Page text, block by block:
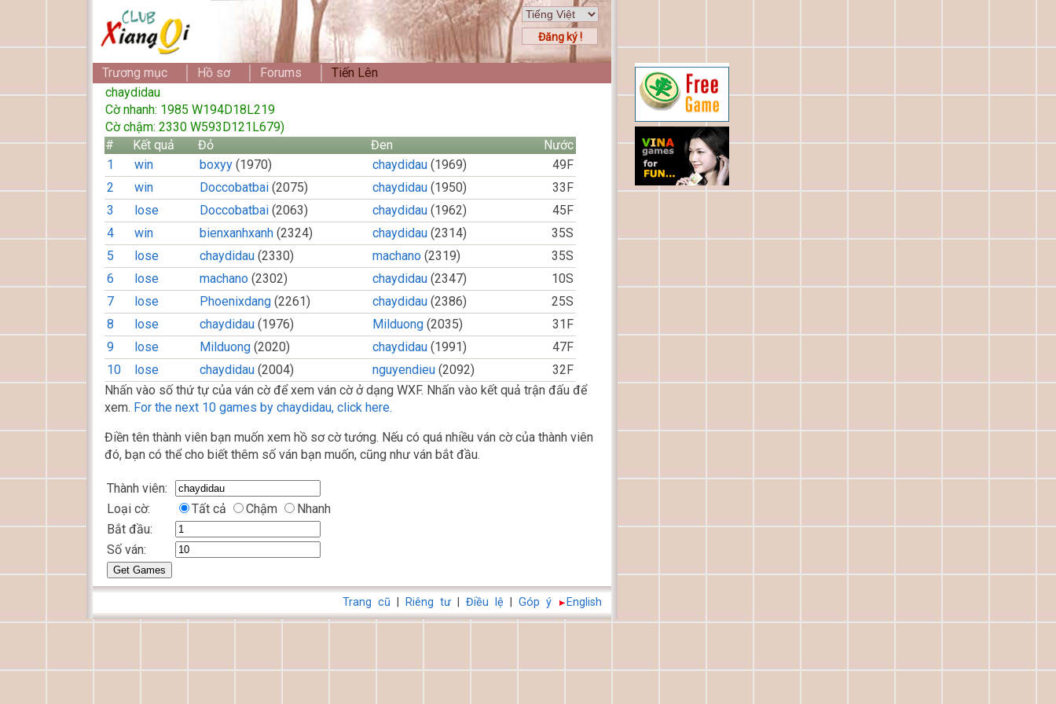
Đăng ký !
Trương mục Hồ sơ Forums
Tiến Lên
chaydidau
Cờ nhanh: 1985 W194D18L219
Cờ chậm: 2330 W593D121L679)
#
Kết quả Đỏ Đen
Nước
1
win boxyy (1970) chaydidau (1969)
49F
2
win Doccobatbai (2075) chaydidau (1950)
33F
3
lose Doccobatbai (2063) chaydidau (1962)
45F
4
win bienxanhxanh (2324) chaydidau (2314)
35S
5
lose chaydidau (2330) machano (2319)
35S
6
lose machano (2302) chaydidau (2347)
10S
7
lose Phoenixdang (2261) chaydidau (2386)
25S
8
lose chaydidau (1976) Milduong (2035)
31F
9
lose Milduong (2020) chaydidau (1991)
47F
10
lose chaydidau (2004) nguyendieu (2092)
32F
Nhấn vào số thứ tự của ván cờ để xem ván cờ ở dạng WXF. Nhấn vào kết quả trận đấu để
xem. For the next 10 games by chaydidau, click here.
Điền tên thành viên bạn muốn xem hồ sơ cờ tướng. Nếu có quá nhiều ván cờ của thành viên
đó, bạn có thể cho biết thêm số ván bạn muốn, cũng như ván bắt đầu.
Thành viên:
Loại cờ:
Tất cả Chậm
Nhanh
Bắt đầu:
Số ván:
English
Góp ý
Điều lệ
Riêng tư
Trang cũ